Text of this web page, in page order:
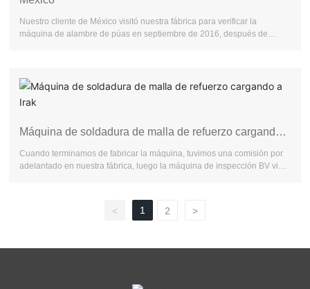
Nuestro cliente de México visitó nuestra fábrica para verificar la
máquina de alambre de púas en septiembre de 2016, después de
Máquina de soldadura de malla de refuerzo cargando
a Irak
Cuando terminamos de fabricar la máquina, tuvimos una comisión por
adelantado en nuestra fábrica, luego la máquina de inspección BV vino,
< 1 2 >